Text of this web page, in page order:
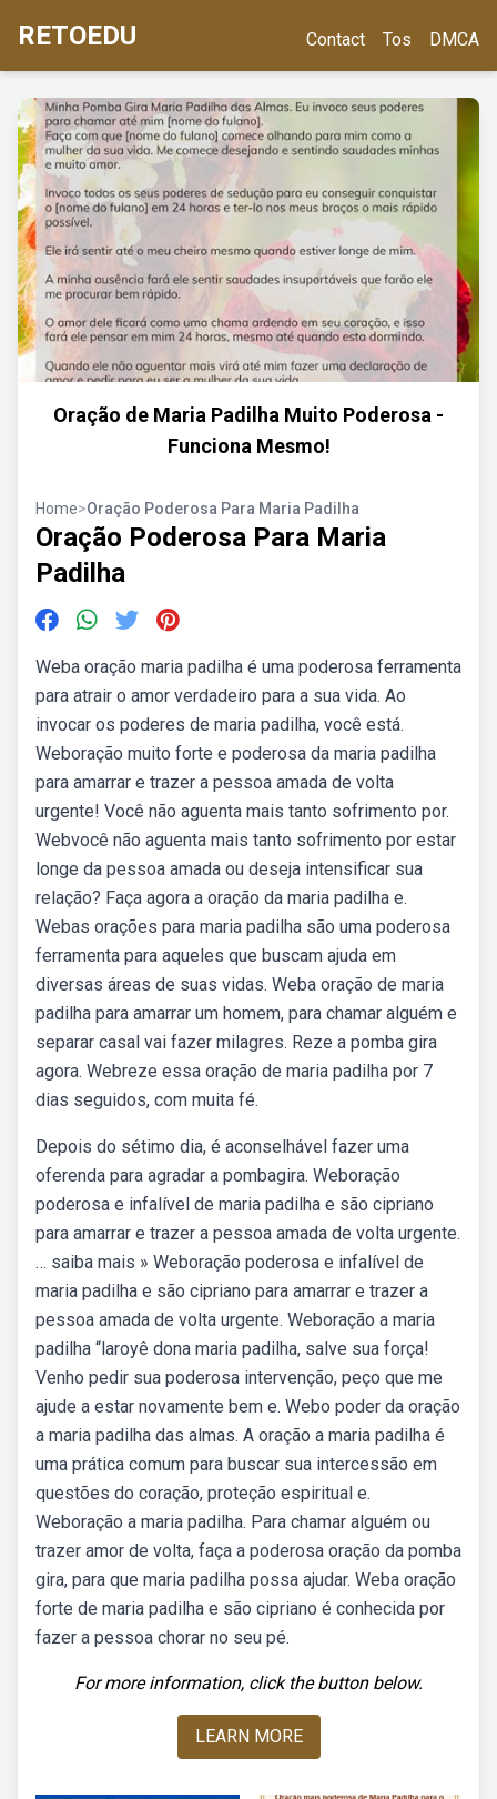
RETOEDU Contact Tos DMCA
Oração de Maria Padilha Muito Poderosa -
Funciona Mesmo!
Home>Oração Poderosa Para Maria Padilha
Oração Poderosa Para Maria
Padilha
Weba oração maria padilha é uma poderosa ferramenta
para atrair o amor verdadeiro para a sua vida. Ao
invocar os poderes de maria padilha, você está.
Weboração muito forte e poderosa da maria padilha
para amarrar e trazer a pessoa amada de volta
urgente! Você não aguenta mais tanto sofrimento por.
Webvocê não aguenta mais tanto sofrimento por estar
longe da pessoa amada ou deseja intensificar sua
relação? Faça agora a oração da maria padilha e.
Webas orações para maria padilha são uma poderosa
ferramenta para aqueles que buscam ajuda em
diversas áreas de suas vidas. Weba oração de maria
padilha para amarrar um homem, para chamar alguém e
separar casal vai fazer milagres. Reze a pomba gira
agora. Webreze essa oração de maria padilha por 7
dias seguidos, com muita fé.
Depois do sétimo dia, é aconselhável fazer uma
oferenda para agradar a pombagira. Weboração
poderosa e infalível de maria padilha e são cipriano
para amarrar e trazer a pessoa amada de volta urgente.
… saiba mais » Weboração poderosa e infalível de
maria padilha e são cipriano para amarrar e trazer a
pessoa amada de volta urgente. Weboração a maria
padilha “laroyê dona maria padilha, salve sua força!
Venho pedir sua poderosa intervenção, peço que me
ajude a estar novamente bem e. Webo poder da oração
a maria padilha das almas. A oração a maria padilha é
uma prática comum para buscar sua intercessão em
questões do coração, proteção espiritual e.
Weboração a maria padilha. Para chamar alguém ou
trazer amor de volta, faça a poderosa oração da pomba
gira, para que maria padilha possa ajudar. Weba oração
forte de maria padilha e são cipriano é conhecida por
fazer a pessoa chorar no seu pé.
For more information, click the button below.
LEARN MORE